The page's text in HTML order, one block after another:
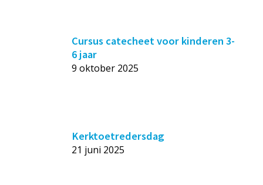
Cursus catecheet voor kinderen 3-
6 jaar
9 oktober 2025
Kerktoetredersdag
21 juni 2025